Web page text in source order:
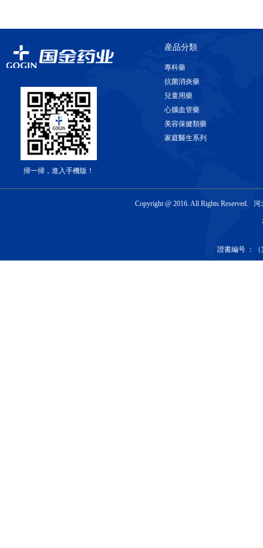
掃一掃，進入手機版！
産品分類
專科藥
抗菌消炎藥
兒童用藥
心腦血管藥
美容保健類藥
家庭醫生系列
Copyright @ 2016. All Rights
證書編号 ：